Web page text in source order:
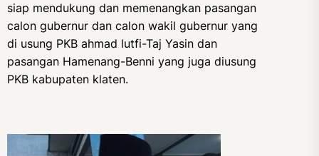
siap mendukung dan memenangkan pasangan
calon gubernur dan calon wakil gubernur yang
di usung PKB ahmad lutfi-Taj Yasin dan
pasangan Hamenang-Benni yang juga diusung
PKB kabupaten klaten.